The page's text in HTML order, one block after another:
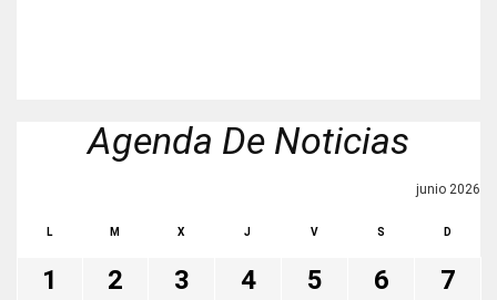
Agenda De Noticias
junio 2026
L M X J V S D
1 2 3 4 5 6
7